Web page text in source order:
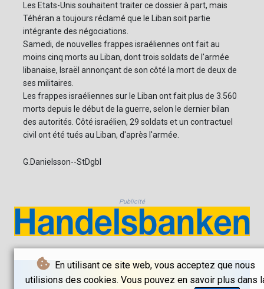
En utilisant ce site web, vous acceptez que nous
utilisions des cookies. Vous pouvez en savoir plus dans
Les Etats-Unis souhaitent traiter ce dossier à part, mais
Téhéran a toujours réclamé que le Liban soit partie
intégrante des négociations.
Samedi, de nouvelles frappes israéliennes ont fait au
moins cinq morts au Liban, dont trois soldats de l'armée
libanaise, Israël annonçant de son côté la mort de deux de
ses militaires.
Les frappes israéliennes sur le Liban ont fait plus de 3.560
morts depuis le début de la guerre, selon le dernier bilan
des autorités. Côté israélien, 29 soldats et un contractuel
civil ont été tués au Liban, d'après l'armée.
G.Danielsson--StDgbl
Publicité